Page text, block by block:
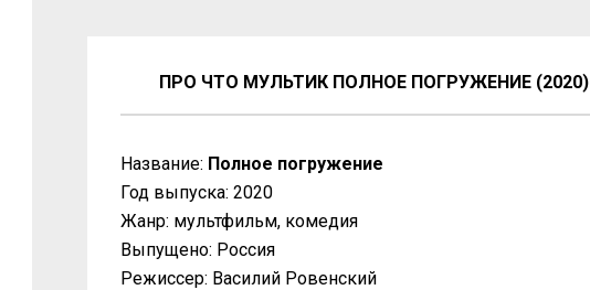
ПРО ЧТО МУЛЬТИК ПОЛНОЕ ПОГРУЖЕНИЕ (2020)
Название: Полное погружение
Год выпуска: 2020
Жанр: мультфильм, комедия
Выпущено: Россия
Режиссер: Василий Ровенский